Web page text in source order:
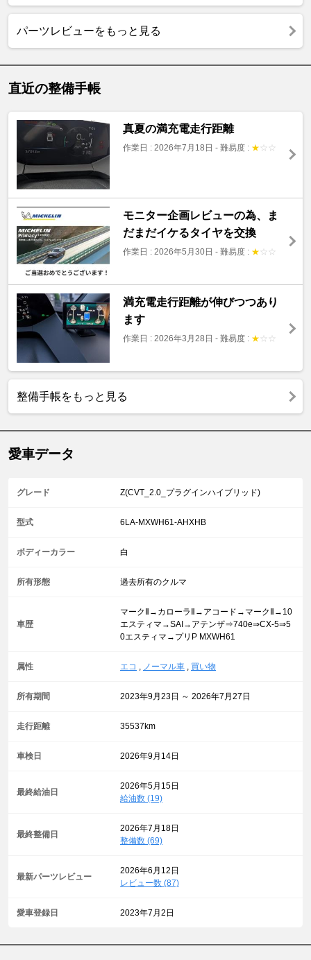
パーツレビューをもっと見る
直近の整備手帳
真夏の満充電走行距離
作業日 : 2026年7月18日 - 難易度 : ★ ☆ ☆
モニター企画レビューの為、ま
だまだイケるタイヤを交換
作業日 : 2026年5月30日 - 難易度 : ★ ☆ ☆
満充電走行距離が伸びつつあり
ます
作業日 : 2026年3月28日 - 難易度 : ★ ☆ ☆
整備手帳をもっと見る
愛車データ
グレード Z(CVT_2.0_プラグインハイブリッド)
型式 6LA-MXWH61-AHXHB
ボディーカラー 白
所有形態 過去所有のクルマ
車歴
マークⅡ→カローラⅡ→アコード→マークⅡ→10
エスティマ→SAI→アテンザ⇒740e⇒CX-5⇒5
0エスティマ→プリP MXWH61
属性 エコ , ノーマル車 , 買い物
所有期間 2023年9月23日 ～ 2026年7月27日
走行距離 35537km
車検日 2026年9月14日
最終給油日
2026年5月15日
給油数 (19)
最終整備日
2026年7月18日
整備数 (69)
最新パーツレビュー
2026年6月12日
レビュー数 (87)
愛車登録日 2023年7月2日